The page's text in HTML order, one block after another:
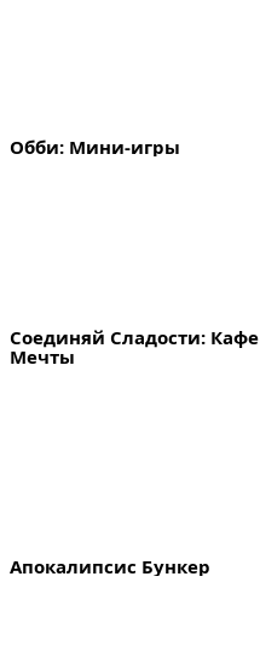
Обби: Мини-игры
Соединяй Сладости: Кафе
Мечты
Апокалипсис Бункер